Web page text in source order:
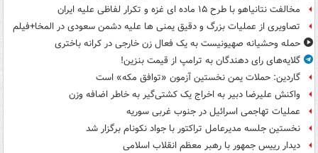
مخالفت نتانیاهو با طرح ۱۵ ماده ای غزه و تکرار لفاظی علیه ایران
تصاویری از عملیات بزرگ و دقیق یمنی ها علیه دشمن سعودی در المخا+فیلم
حمله وحشیانه صهیونیست به یک فعال زن خارجی در کرانه باختری
گلایه‌های رای دهندگان به ترامپ از قیمت بنزین!
گاردین: حملات یمن نخستین آزمون «توافق مکه» است
واکنش علیرضا دبیر به اخراج یک کشتی‌گیر به خاطر اضافه وزن
عملیات تهاجمی اسرائیل در جنوب غربی سوریه
نخستین جلسه مدیرعامل تراکتور با جواد نکونام برگزار شد
دیدار رییس جمهور با رهبر معظم انقلاب اسلامی